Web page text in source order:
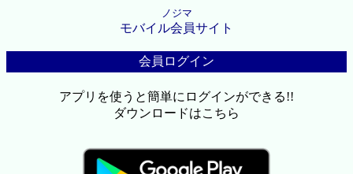
ノジマ
モバイル会員サイト
会員ログイン
アプリを使うと簡単にログインができる!!
ダウンロードはこちら